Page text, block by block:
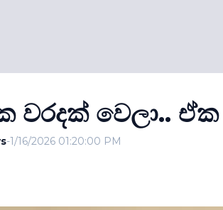
වෙලා.. ඒක
-1/16/2026 01:20:00 PM